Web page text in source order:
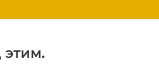
этим.